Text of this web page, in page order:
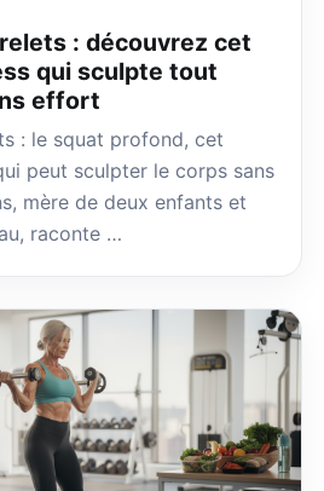
: découvrez cet
qui sculpte tout
effort
: le squat profond, cet
peut sculpter le corps sans
mère de deux enfants et
raconte …